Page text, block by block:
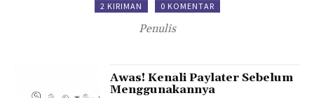
2 KIRIMAN 0 KOMENTAR
Penulis
Awas! Kenali Paylater Sebelum
Menggunakannya